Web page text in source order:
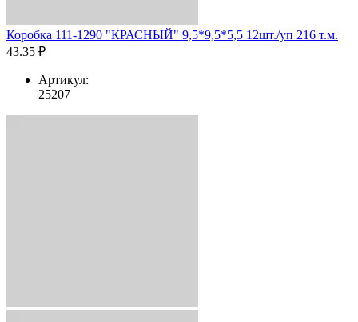
Коробка 111-1290 "КРАСНЫЙ" 9,5*9,5*5,5 12шт./уп 216 т.м.
43.35 ₽
Артикул:
25207